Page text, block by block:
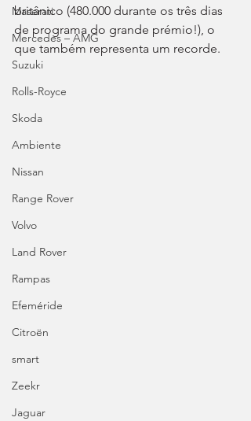
Maserati
Mercedes – AMG
Suzuki
Rolls-Royce
Skoda
Ambiente
Nissan
Range Rover
Volvo
Land Rover
Rampas
Efeméride
Citroën
smart
Zeekr
Jaguar
britânico (480.000 durante os três dias
de programa do grande prémio!), o
que também representa um recorde.